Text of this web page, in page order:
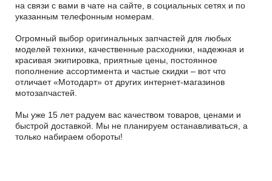
на связи с вами в чате на сайте, в социальных сетях и по
указанным телефонным номерам.
Огромный выбор оригинальных запчастей для любых
моделей техники, качественные расходники, надежная и
красивая экипировка, приятные цены, постоянное
пополнение ассортимента и частые скидки – вот что
отличает «Мотодарт» от других интернет-магазинов
мотозапчастей.
Мы уже 15 лет радуем вас качеством товаров, ценами и
быстрой доставкой. Мы не планируем останавливаться, а
только набираем обороты!